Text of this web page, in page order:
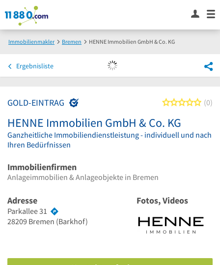
Immobilienmakler Bremen HENNE Immobilien GmbH & Co. KG
Ergebnisliste
GOLD-EINTRAG 00
HENNE Immobilien GmbH & Co. KG
Ganzheitliche Immobiliendienstleistung - individuell und nach
Ihren Bedürfnissen
Immobilienfirmen
Anlageimmobilien & Anlageobjekte in Bremen
Adresse
Parkallee 31
28209 Bremen (Barkhof)
Fotos, Videos